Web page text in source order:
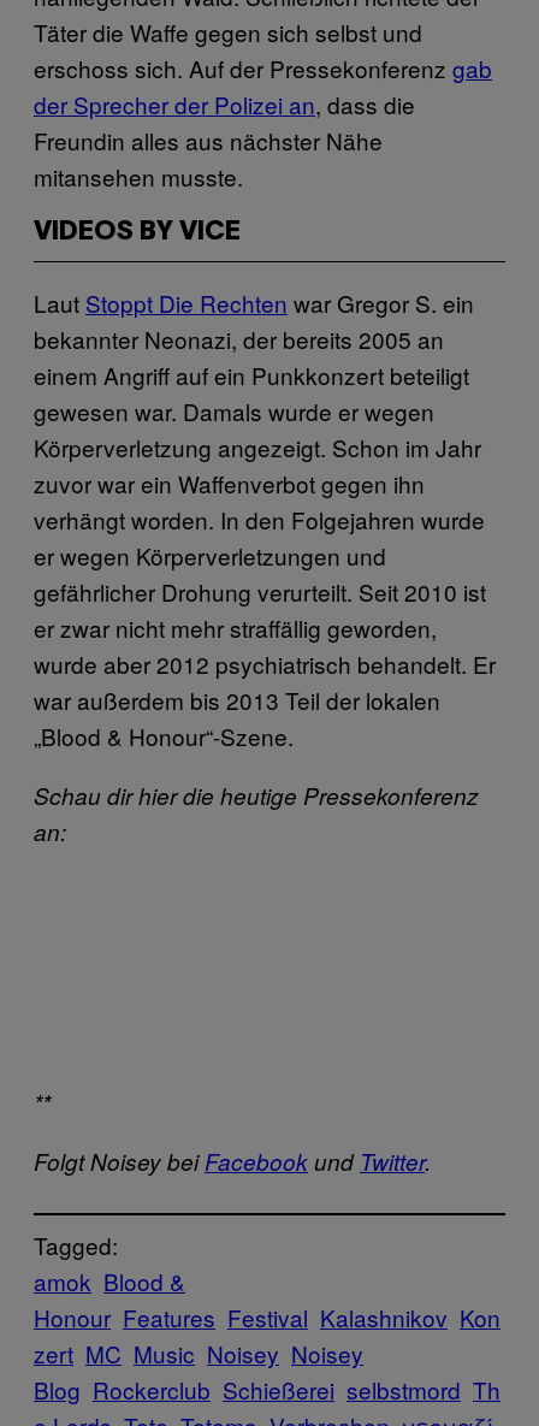
Täter die Waffe gegen sich selbst und
erschoss sich. Auf der Pressekonferenz gab
der Sprecher der Polizei an, dass die
Freundin alles aus nächster Nähe
mitansehen musste.
VIDEOS BY VICE
Laut Stoppt Die Rechten war Gregor S. ein
bekannter Neonazi, der bereits 2005 an
einem Angriff auf ein Punkkonzert beteiligt
gewesen war. Damals wurde er wegen
Körperverletzung angezeigt. Schon im Jahr
zuvor war ein Waffenverbot gegen ihn
verhängt worden. In den Folgejahren wurde
er wegen Körperverletzungen und
gefährlicher Drohung verurteilt. Seit 2010 ist
er zwar nicht mehr straffällig geworden,
wurde aber 2012 psychiatrisch behandelt. Er
war außerdem bis 2013 Teil der lokalen
„Blood & Honour“-Szene.
Schau dir hier die heutige Pressekonferenz
an:
**
Folgt Noisey beiFacebookund Twitter.
Tagged:
amok Blood &
Honour Features Festival Kalashnikov Kon
zert MC Music Noisey Noisey
Blog Rockerclub Schießerei selbstmord Th